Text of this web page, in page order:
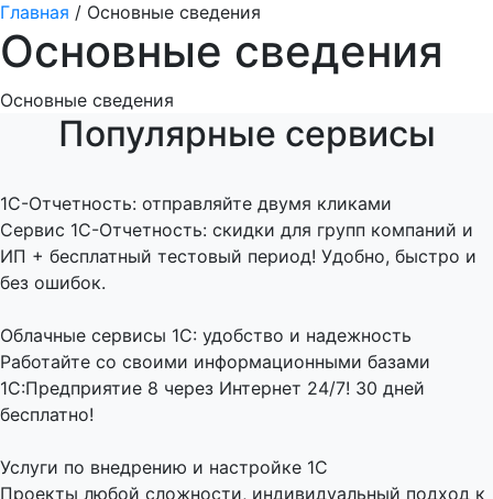
Главная / Основные сведения
Основные сведения
Основные сведения
Популярные сервисы
1C-Отчетность: отправляйте двумя кликами
Сервис 1С-Отчетность: скидки для групп компаний и
ИП + бесплатный тестовый период! Удобно, быстро и
без ошибок.
Облачные сервисы 1С: удобство и надежность
Работайте со своими информационными базами
1С:Предприятие 8 через Интернет 24/7! 30 дней
бесплатно!
Услуги по внедрению и настройке 1С
Проекты любой сложности, индивидуальный подход к